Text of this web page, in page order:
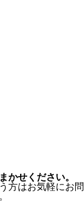
かせください。
方はお気軽にお問